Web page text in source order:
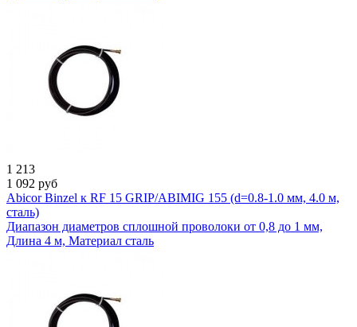
1 213
1 092 руб
Abicor Binzel к RF 15 GRIP/ABIMIG 155 (d=0.8-1.0 мм, 4.0 м,
сталь)
Диапазон диаметров сплошной проволоки от 0,8 до 1 мм,
Длина 4 м, Материал сталь